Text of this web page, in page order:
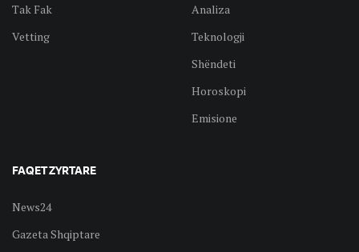
Tak Fak
Vetting
Analiza
Teknologji
Shëndeti
Horoskopi
Emisione
FAQET ZYRTARE
News24
Gazeta Shqiptare